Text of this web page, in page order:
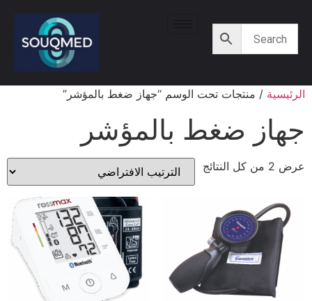
الرئيسية/ منتجات تحت الوسم “جهاز ضغط بالمؤشر”
جهاز ضغط بالمؤشر
عرض ⁦2⁩ من كل النتائج